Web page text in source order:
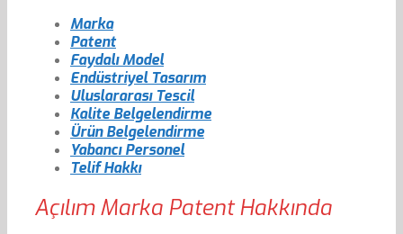
Marka
Patent
Faydalı Model
Endüstriyel Tasarım
Uluslararası Tescil
Kalite Belgelendirme
Ürün Belgelendirme
Yabancı Personel
Telif Hakkı
Açılım Marka Patent Hakkında